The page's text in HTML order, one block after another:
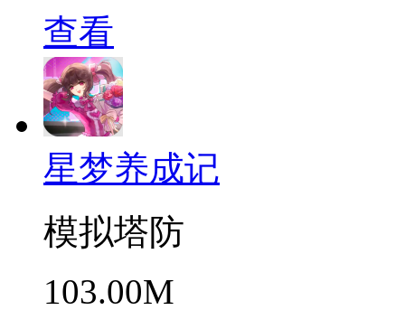
查看
星梦养成记
模拟塔防
103.00M